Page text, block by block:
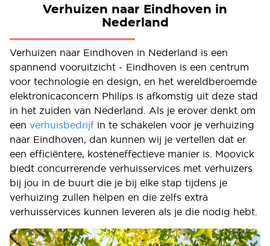
Verhuizen naar Eindhoven in
Nederland
Verhuizen naar Eindhoven in Nederland is een
spannend vooruitzicht - Eindhoven is een centrum
voor technologie en design, en het wereldberoemde
elektronicaconcern Philips is afkomstig uit deze stad
in het zuiden van Nederland. Als je erover denkt om
een verhuisbedrijf in te schakelen voor je verhuizing
naar Eindhoven, dan kunnen wij je vertellen dat er
een efficiëntere, kosteneffectieve manier is. Moovick
biedt concurrerende verhuisservices met verhuizers
bij jou in de buurt die je bij elke stap tijdens je
verhuizing zullen helpen en die zelfs extra
verhuisservices kunnen leveren als je die nodig hebt.